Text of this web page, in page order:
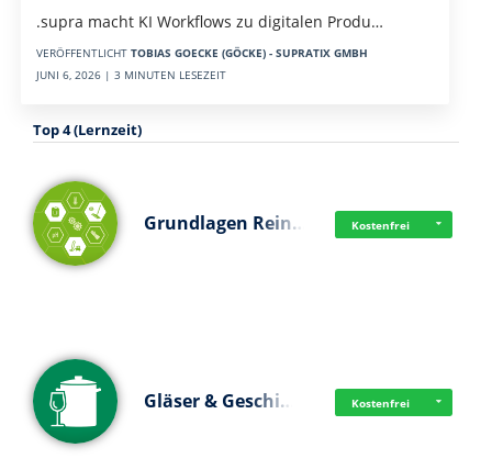
.supra macht KI Workflows zu digitalen Produ…
VERÖFFENTLICHT TOBIAS GOECKE (GÖCKE) - SUPRATIX GMBH
JUNI 6, 2026 | 3 MINUTEN LESEZEIT
Top 4 (Lernzeit)
Grundlagen Rein… Kostenfrei
Gläser & Geschi… Kostenfrei